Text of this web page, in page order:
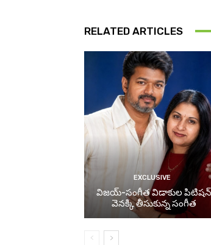
RELATED ARTICLES
EXCLUSIVE
విజయ్-సంగీత విడాకుల పిటిషన్
వెనక్కి తీసుకున్న సంగీత